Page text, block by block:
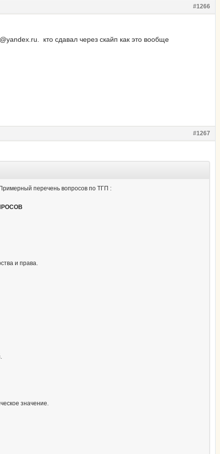
#1266
кто сдавал через скайп как это вообще
#1267
перечень вопросов по ТГП :
и права.
значение.